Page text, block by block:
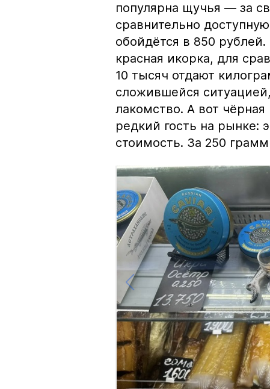
популярна щучья — за
сравнительно
обойдётся в 850
красная икорка, для
10 тысяч отдают
сложившейся
лакомство. А вот
редкий гость на рынке:
стоимость. За 250